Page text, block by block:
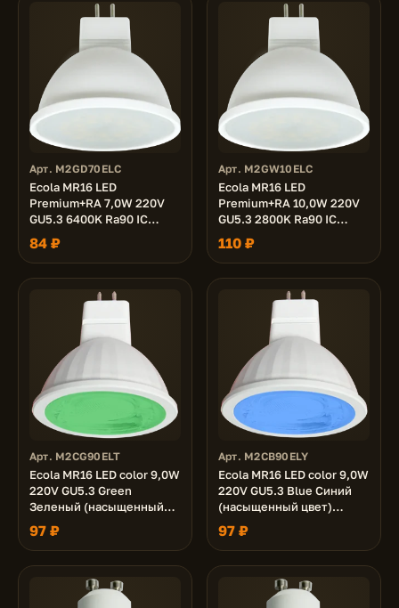
Арт. M2GD70ELC
Ecola MR16 LED
Premium+RA 7,0W 220V
GU5.3 6400K Ra90 IC
матовая 51x50
84 ₽
Арт. M2GW10ELC
Ecola MR16 LED
Premium+RA 10,0W 220V
GU5.3 2800K Ra90 IC
матовая 51x50
110 ₽
Арт. M2CG90ELT
Ecola MR16 LED color 9,0W
220V GU5.3 Green
Зеленый (насыщенный
цвет) прозрачная 47х50
97 ₽
Арт. M2CB90ELY
Ecola MR16 LED color 9,0W
220V GU5.3 Blue Синий
(насыщенный цвет)
прозрачная 47х50
97 ₽